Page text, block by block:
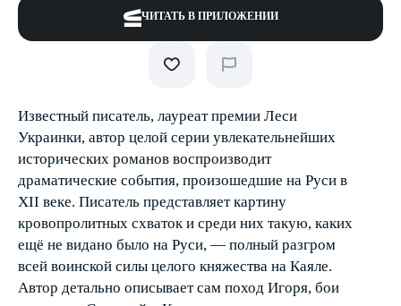
ЧИТАТЬ В ПРИЛОЖЕНИИ
Известный писатель, лауреат премии Леси
Украинки, автор целой серии увлекательнейших
исторических романов воспроизводит
драматические события, произошедшие на Руси в
ХII веке. Писатель представляет картину
кровопролитных схваток и среди них такую, каких
ещё не видано было на Руси, — полный разгром
всей воинской силы целого княжества на Каяле.
Автор детально описывает сам поход Игоря, бои